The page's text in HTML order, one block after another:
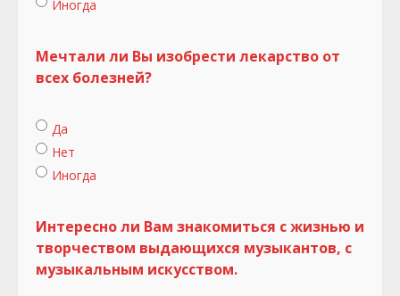
Иногда
Мечтали ли Вы изобрести лекарство от
всех болезней?
Да
Нет
Иногда
Интересно ли Вам знакомиться с жизнью и
творчеством выдающихся музыкантов, с
музыкальным искусством.